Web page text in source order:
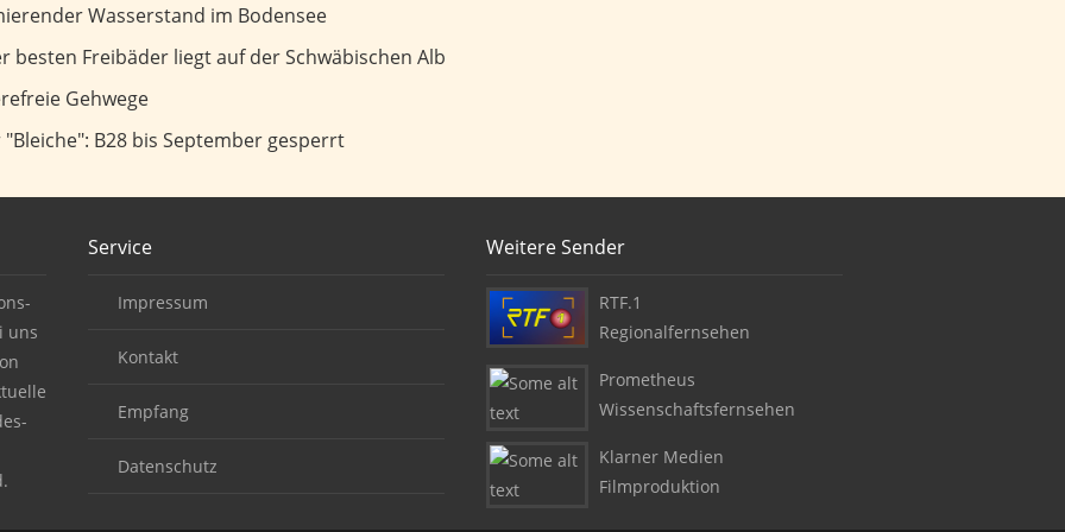
im Bodensee
Wasserstand im Bodensee
der Schwäbischen Alb
besten Freibäder liegt auf der Schwäbischen Alb
Gehwege
gesperrt
B28 bis September gesperrt
uns
Service
Impressum
Kontakt
Empfang
Datenschutz
Weitere Sender
RTF.1
Regionalfernsehen
Prometheus
Wissenschaftsfernsehen
Klarner Medien
Filmproduktion